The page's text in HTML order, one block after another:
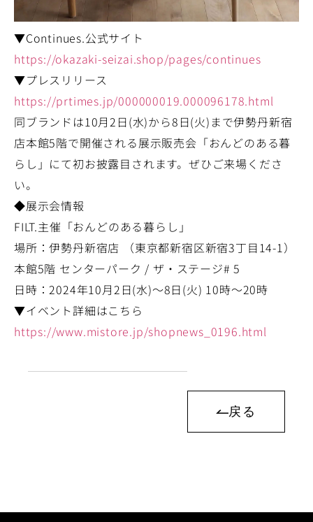
▼Continues.公式サイト
https://okazaki-seizai.shop/pages/continues
▼プレスリリース
https://prtimes.jp/000000019.000096178.html
同ブランドは10月2日(水)から8日(火)まで伊勢丹新宿
店本館5階で開催される展示販売会「おんどのある暮
らし」にて初お披露目されます。ぜひご来場くださ
い。
◆展示会情報
FILT.主催「おんどのある暮らし」
場所：伊勢丹新宿店 （東京都新宿区新宿3丁目14-1）
本館5階 センターパーク / ザ・ステージ# 5
日時：2024年10月2日(水)～8日(火) 10時～20時
▼イベント詳細はこちら
https://www.mistore.jp/shopnews_0196.html
戻る